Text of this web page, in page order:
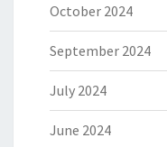
October 2024
September 2024
July 2024
June 2024